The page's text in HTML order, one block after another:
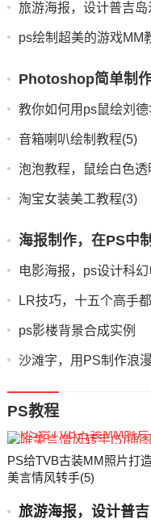
旅游海报，设计普吉
ps绘制超美的游戏MM
Photoshop简单制
教你如何用ps鼠绘刘德
音箱喇叭绘制教程(5)
泡泡教程，鼠绘白色
淘宝女装美工教程(3)
海报制作，在PS中
报(3)
电影海报，ps设计科
LR技巧，十五个高手
ps影楼背景合成实例
沙滩字，用PS制作浪
PS教程
PS给TVB古装MM照片打
美言情风转手(5)
旅游海报，设计普